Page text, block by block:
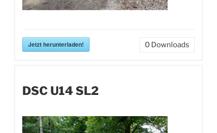
Jetzt herunterladen! 0 Downloads
DSC U14 SL2